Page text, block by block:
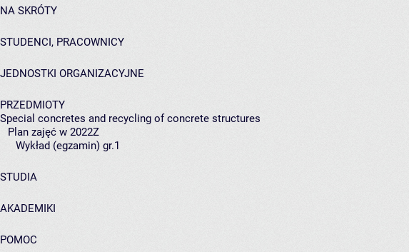
NA SKRÓTY
STUDENCI, PRACOWNICY
JEDNOSTKI ORGANIZACYJNE
PRZEDMIOTY
Special concretes and recycling of concrete structures
Plan zajęć w 2022Z
Wykład (egzamin) gr.1
STUDIA
AKADEMIKI
POMOC